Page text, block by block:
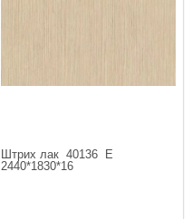
Штрих лак  40136  Е
2440*1830*16